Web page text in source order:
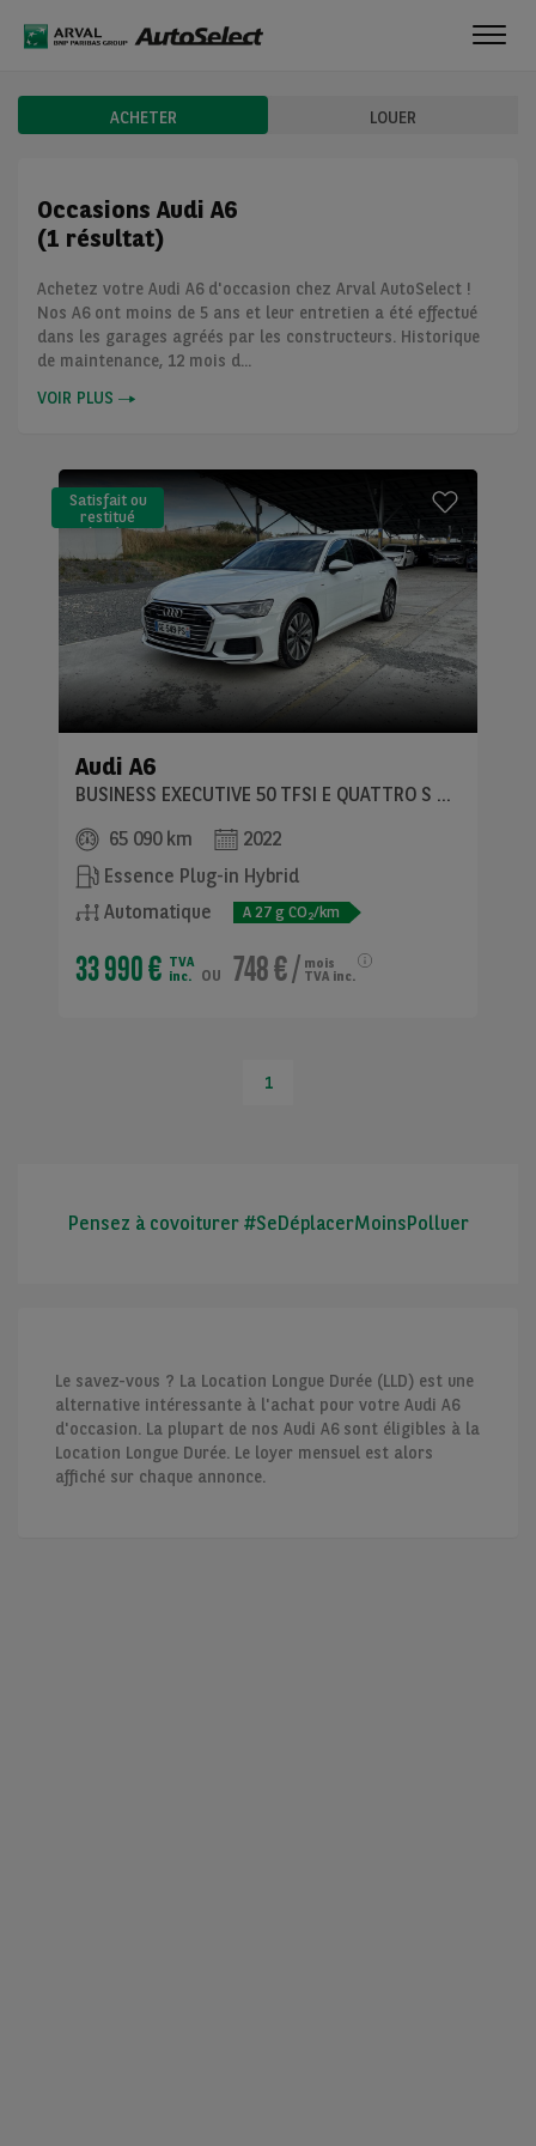
ACHETER LOUER
Occasions Audi A6
(1 résultat)
Achetez votre Audi A6 d'occasion chez Arval AutoSelect !
Nos A6 ont moins de 5 ans et leur entretien a été effectué
dans les garages agréés par les constructeurs. Historique
de maintenance, 12 mois d...
VOIR PLUS
Satisfait ou
restitué
(LLD)*
Audi A6
BUSINESS EXECUTIVE 50 TFSI E QUATTRO S TRONIC
65 090 km
2022
Essence Plug-in Hybrid
Automatique
A 27 g CO2/km
33 990 € TVA
inc.
ou 748 €/ mois
TVA inc.
1
Pensez à covoiturer #SeDéplacerMoinsPolluer
Le savez-vous ? La Location Longue Durée (LLD) est une
alternative intéressante à l'achat pour votre Audi A6
d'occasion. La plupart de nos Audi A6 sont éligibles à la
Location Longue Durée. Le loyer mensuel est alors
affiché sur chaque annonce.